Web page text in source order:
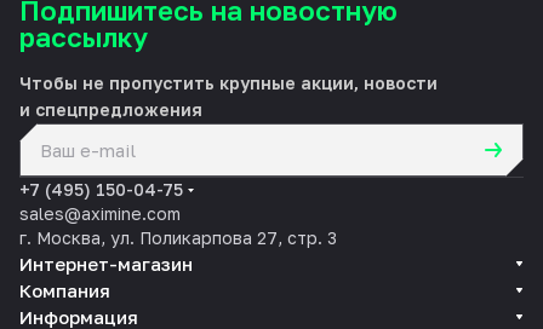
Подпишитесь на новостную
рассылку
Чтобы не пропустить крупные акции, новости
и спецпредложения
+7 (495) 150-04-75
sales@aximine.com
г. Москва, ул. Поликарпова 27, стр. 3
Интернет-магазин
Компания
Информация